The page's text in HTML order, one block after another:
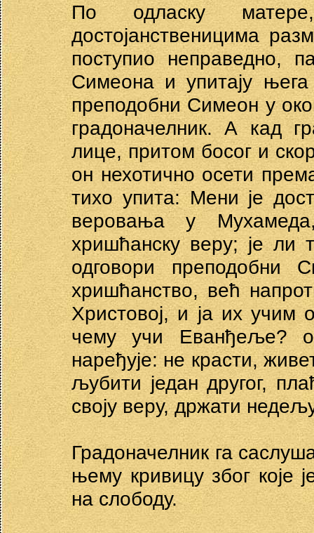
По одласку
достојанственицима
поступио неправедно,
Симеона и упитају
преподобни Симеон у
градоначелник. А кад
лице, притом босог и
он нехотично осети
тихо упита: Мени је
веровања у
хришћанску веру; је
одговори
хришћанство, већ
Христовој, и ја их
чему учи Еванђеље?
наређује: не красти,
љубити један другог,
своју веру, држати
Градоначелник га
њему кривицу због које
на слободу.